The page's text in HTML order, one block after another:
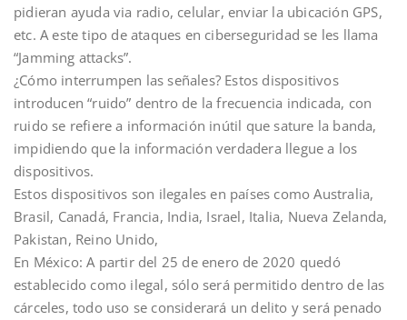
pidieran ayuda via radio, celular, enviar la ubicación GPS,
etc. A este tipo de ataques en ciberseguridad se les llama
“Jamming attacks”.
¿Cómo interrumpen las señales? Estos dispositivos
introducen “ruido” dentro de la frecuencia indicada, con
ruido se refiere a información inútil que sature la banda,
impidiendo que la información verdadera llegue a los
dispositivos.
Estos dispositivos son ilegales en países como Australia,
Brasil, Canadá, Francia, India, Israel, Italia, Nueva Zelanda,
Pakistan, Reino Unido,
En México: A partir del 25 de enero de 2020 quedó
establecido como ilegal, sólo será permitido dentro de las
cárceles, todo uso se considerará un delito y será penado